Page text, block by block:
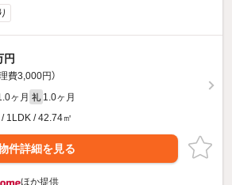
円
理費3,000円）
ヶ月 礼 1.0ヶ月
/ 1LDK / 42.74㎡
件詳細を見る
ほか提供